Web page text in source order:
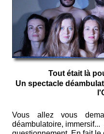
Tout était là
Un spectacle
Vous allez vous
déambulatoire,